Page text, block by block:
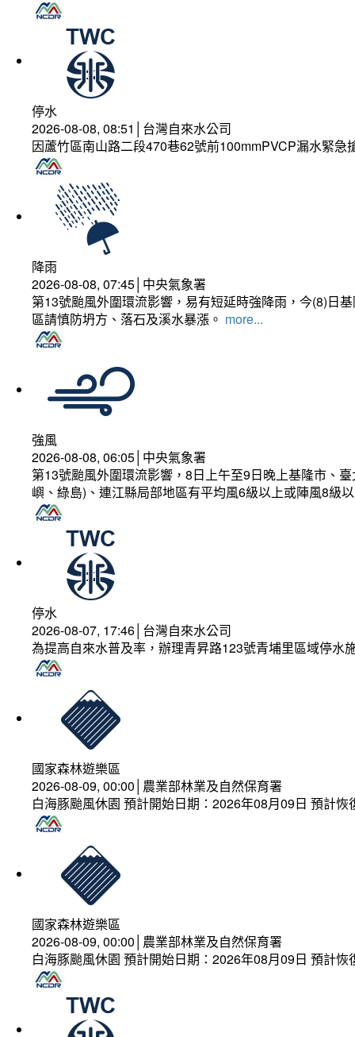
停水
2026-08-08, 08:51│台灣自來水公司
因蘆竹區南山路二段470巷62號前100mmPVCP漏水緊急
降雨
2026-08-08, 07:45│中央氣象署
第13號颱風外圍環流影響，易有短延時強降雨，今(8)日
區請慎防坍方、落石及溪水暴漲。 more...
強風
2026-08-08, 06:05│中央氣象署
第13號颱風外圍環流影響，8日上午至9日晚上基隆市、
嶼、綠島)、連江縣局部地區有平均風6級以上或陣風8級
停水
2026-08-07, 17:46│台灣自來水公司
為提高自來水普及率，辦理青昇路123號青埔里區域停水
國家森林遊樂區
2026-08-09, 00:00│農業部林業及自然保育署
白海豚颱風休園 預計開始日期：2026年08月09日 預計
國家森林遊樂區
2026-08-09, 00:00│農業部林業及自然保育署
白海豚颱風休園 預計開始日期：2026年08月09日 預計